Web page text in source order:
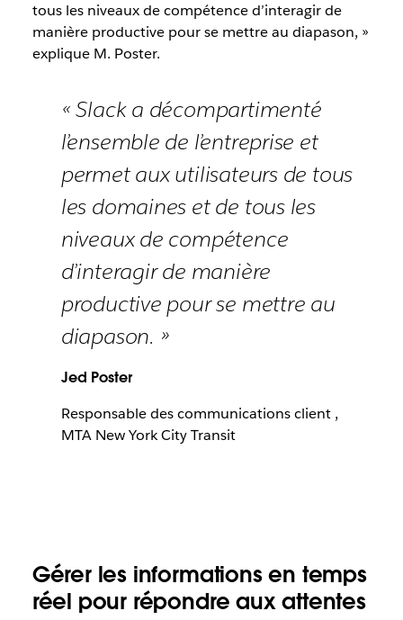
tous les niveaux de compétence d’interagir de
manière productive pour se mettre au diapason, »
explique M. Poster.
« Slack a décompartimenté
l’ensemble de l’entreprise et
permet aux utilisateurs de tous
les domaines et de tous les
niveaux de compétence
d’interagir de manière
productive pour se mettre au
diapason. »
Jed Poster
Responsable des communications client ,
MTA New York City Transit
Gérer les informations en temps
réel pour répondre aux attentes